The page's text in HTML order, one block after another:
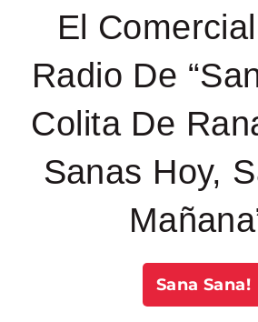
El
Radio De
Colita De
Sanas Hoy,
Sana Sana!